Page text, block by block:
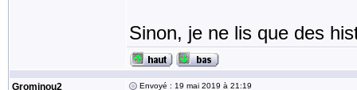
Sinon, je ne lis que des
Grominou2 Envoyé : 19 mai 2019 à 21:19